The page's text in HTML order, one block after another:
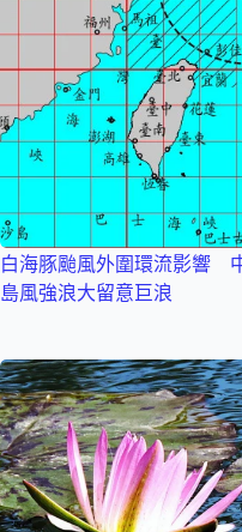
白海豚颱風外圍環流影響
島風強浪大留意巨浪